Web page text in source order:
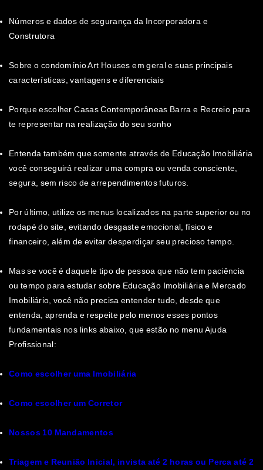
Números e dados de segurança da Incorporadora e
Construtora
Sobre o condomínio Art Houses em geral e suas principais
características, vantagens e diferenciais
Porque escolher Casas Contemporâneas Barra e Recreio para
te representar na realização do seu sonho
Entenda também que somente através de Educação Imobiliária
você conseguirá realizar uma compra ou venda consciente,
segura, sem risco de arrependimentos futuros.
Por último, utilize os menus localizados na parte superior ou no
rodapé do site, evitando desgaste emocional, físico e
financeiro, além de evitar desperdiçar seu precioso tempo.
Mas se você é daquele tipo de pessoa que não tem paciência
ou tempo para estudar sobre Educação Imobiliária e Mercado
Imobiliário, você não precisa entender tudo, desde que
entenda, aprenda e respeite pelo menos esses pontos
fundamentais nos links abaixo, que estão no menu Ajuda
Profissional:
Como escolher uma Imobiliária
Como escolher um Corretor
Nossos 10 Mandamentos
Triagem e Reunião Inicial, invista até 2 horas ou Perca até 2